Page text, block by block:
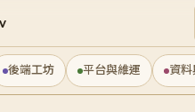
後端工坊 平台與維運 資